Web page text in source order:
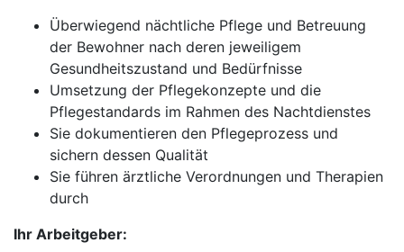
Überwiegend nächtliche Pflege und Betreuung
der Bewohner nach deren jeweiligem
Gesundheitszustand und Bedürfnisse
Umsetzung der Pflegekonzepte und die
Pflegestandards im Rahmen des Nachtdienstes
Sie dokumentieren den Pflegeprozess und
sichern dessen Qualität
Sie führen ärztliche Verordnungen und Therapien
durch
Ihr Arbeitgeber: